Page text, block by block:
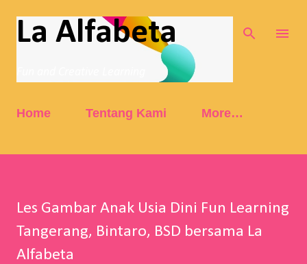
Skip to main content
La Alfabeta
Home Tentang Kami More…
Les Gambar Anak Usia Dini Fun Learning
Tangerang, Bintaro, BSD bersama La
Alfabeta